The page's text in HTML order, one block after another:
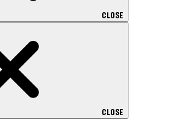
CLOSE
CLOSE